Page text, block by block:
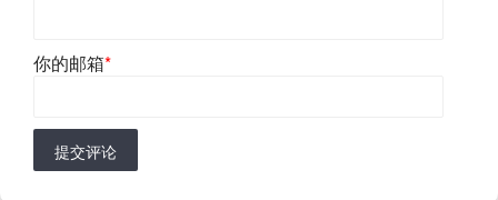
你的邮箱*
提交评论